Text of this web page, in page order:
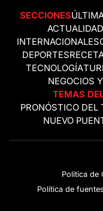
SECCIONES
ACTUALIDAD
INTERNACIONALES
DEPORTES
TECNOLOGÍA
NEGOCIOS
TEMAS
PRONÓSTICO DEL
NUEVO
Política de
Política de